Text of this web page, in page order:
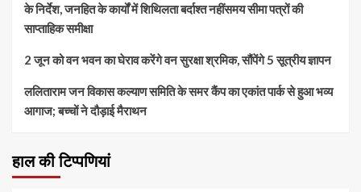
के निर्देश, जनहित के कार्यों में शिथिलता बर्दाश्त नहींसमय सीमा पत्रों की
साप्ताहिक समीक्षा
​2 जून को वन भवन का घेराव करेंगे वन सुरक्षा श्रमिक, सौंपेंगे 5 सूत्रीय ज्ञापन
ललिताराम जन विकास कल्याण समिति के समर कैंप का एकांत पार्क से हुआ भव्य
आगाज; बच्चों ने दौड़ाई मैराथन
हाल की टिप्पणियां